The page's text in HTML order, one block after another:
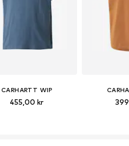
CARHARTT WIP
455,00 kr